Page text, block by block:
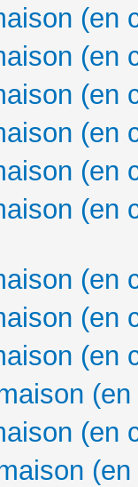
(en
(en
(en
(en
(en
(en
(en
(en
(en
(en